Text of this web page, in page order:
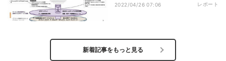
戦略とは？
2022/04/26 07:06 レポート
新着記事をもっと見る